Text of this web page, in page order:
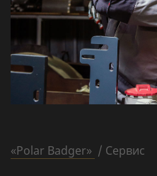
«Polar Badger» Сервис